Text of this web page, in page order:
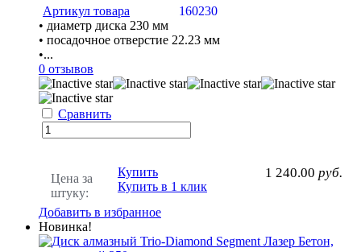
Артикул товара
160230
• диаметр диска 230 мм
• посадочное отверстие 22.23 мм
•...
0 отзывов
Сравнить
Цена за
штуку:
1 240.00 руб.
Купить
Купить в 1 клик
Добавить в избранное
Новинка!